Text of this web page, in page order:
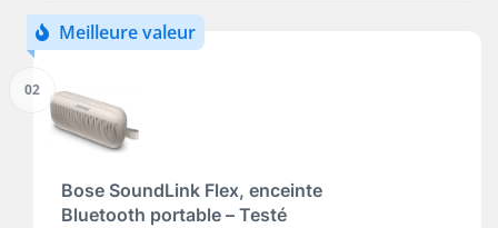
La JBL Charge 5 WiFi combine le meilleur de la
connectivité Bluetooth et WiFi, offrant aux
son indice d’étanchéité IP67 résistant à l’eau et à la
poussière, plus une longue autonomie.
Découvrez le son JBL Pro : Dotée de deux haut-
parleurs longue portée et haute fréquence, la JBL
Meilleure valeur
02
Bose SoundLink Flex, enceinte
Bluetooth portable – Testé